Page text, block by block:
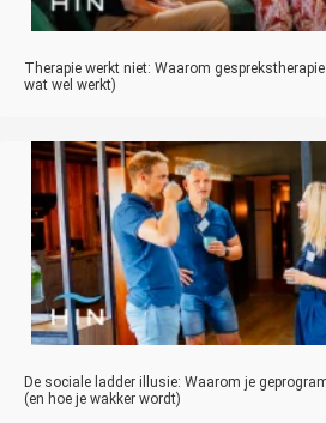
Therapie werkt niet: Waarom
wat wel werkt)
De sociale ladder illusie: Waarom je
(en hoe je wakker wordt)